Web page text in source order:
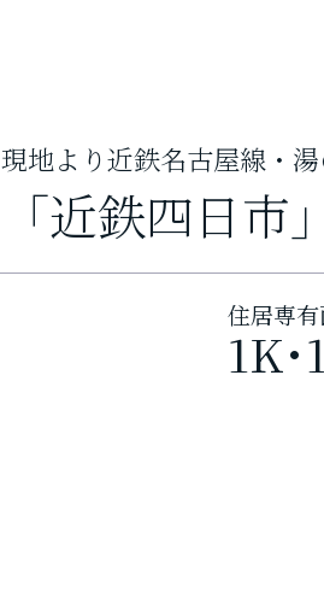
現地より近鉄名古屋線・
「近鉄四日市
住居専
1K